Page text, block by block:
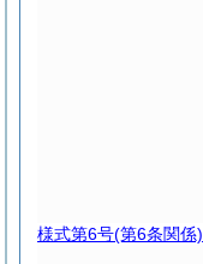
様式第6号(第6条関係)